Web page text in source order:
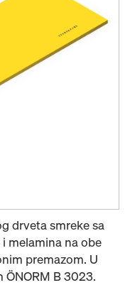
drveta smreke sa
melamina na obe
premazom. U
B 3023.